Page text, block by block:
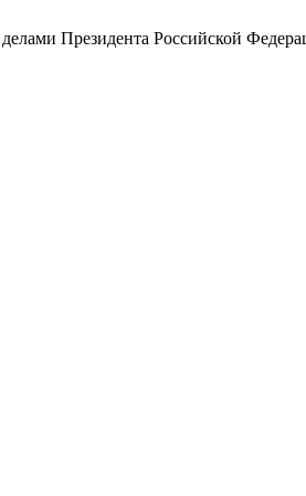
Президента Российской